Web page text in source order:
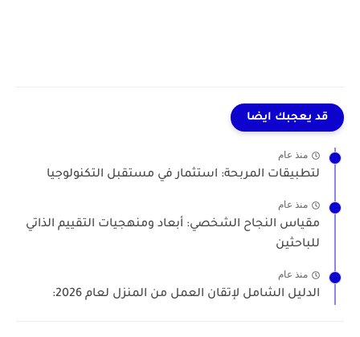
قد يعجبك ايضا
منذ عام
لتطبيقات المربحة: استثمار في مستقبل التكنولوجيا
منذ عام
مقياس النجاح الشخصي: أبعاد ومنهجيات التقييم الذاتي
للباحثين
منذ عام
الدليل الشامل لإتقان العمل من المنزل لعام 2026: